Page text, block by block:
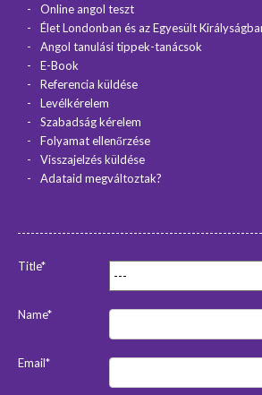
Online angol teszt
Élet Londonban és az Egyesült
Angol tanulási tippek-tanácsok
E-Book
Referencia küldése
Levélkérelem
Szabadság kérelem
Folyamat ellenőrzése
Visszajelzés küldése
Adataid megváltoztak?
Title*
Name*
Email*